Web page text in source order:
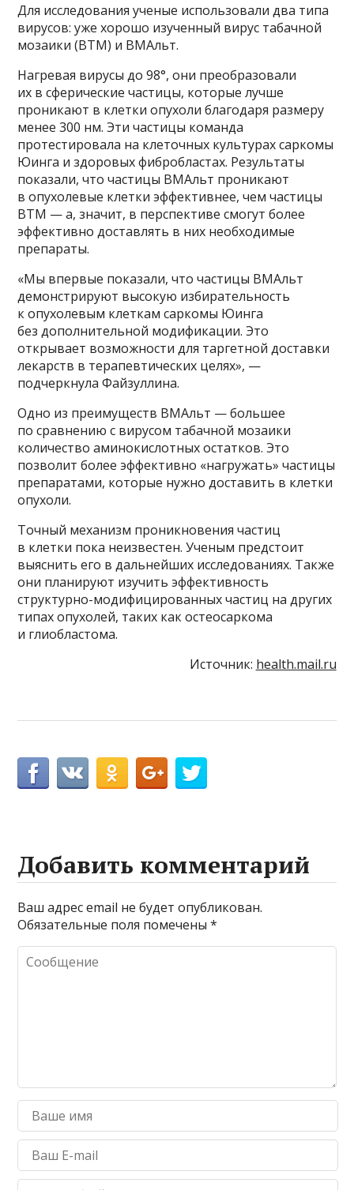
Для исследования ученые использовали два типа
вирусов: уже хорошо изученный вирус табачной
мозаики (ВТМ) и ВМАльт.
Нагревая вирусы до 98°, они преобразовали
их в сферические частицы, которые лучше
проникают в клетки опухоли благодаря размеру
менее 300 нм. Эти частицы команда
протестировала на клеточных культурах саркомы
Юинга и здоровых фибробластах. Результаты
показали, что частицы ВМАльт проникают
в опухолевые клетки эффективнее, чем частицы
ВТМ — а, значит, в перспективе смогут более
эффективно доставлять в них необходимые
препараты.
«Мы впервые показали, что частицы ВМАльт
демонстрируют высокую избирательность
к опухолевым клеткам саркомы Юинга
без дополнительной модификации. Это
открывает возможности для таргетной доставки
лекарств в терапевтических целях», —
подчеркнула Файзуллина.
Одно из преимуществ ВМАльт — большее
по сравнению с вирусом табачной мозаики
количество аминокислотных остатков. Это
позволит более эффективно «нагружать» частицы
препаратами, которые нужно доставить в клетки
опухоли.
Точный механизм проникновения частиц
в клетки пока неизвестен. Ученым предстоит
выяснить его в дальнейших исследованиях. Также
они планируют изучить эффективность
структурно-модифицированных частиц на других
типах опухолей, таких как остеосаркома
и глиобластома.
Источник: health.mail.ru
Добавить комментарий
Ваш адрес email не будет опубликован.
Обязательные поля помечены*